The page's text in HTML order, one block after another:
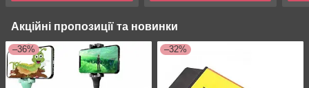
Акційні пропозиції та новинки
–36% –32%